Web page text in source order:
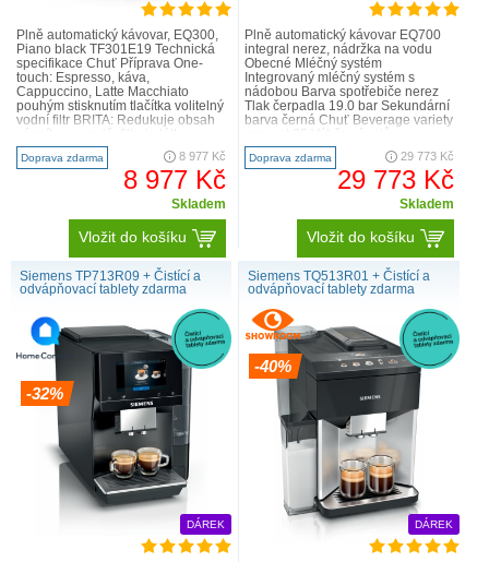
Plně automatický kávovar, EQ300,
Piano black TF301E19 Technická
specifikace Chuť Příprava One-
touch: Espresso, káva,
Cappuccino, Latte Macchiato
pouhým stisknutím tlačítka volitelný
vodní filtr BRITA: Redukuje obsah
vápníku ve vodě, filtruje látky
ovlivňující chuť a vů..
Doprava zdarma 8 977 Kč
8 977 Kč
Skladem
Vložit do košíku
Plně automatický kávovar EQ700
integral nerez, nádržka na vodu
Obecné Mléčný systém
Integrovaný mléčný systém s
nádobou Barva spotřebiče nerez
Tlak čerpadla 19.0 bar Sekundární
barva černá Chuť Beverage variety
amount 35 Výběr nápojů
Cappuccino, Cof..
Doprava zdarma 29 773 Kč
29 773 Kč
Skladem
Vložit do košíku
Siemens TP713R09 + Čistící a
odvápňovací tablety zdarma
-32%
DÁREK
Siemens TQ513R01 + Čistící a
odvápňovací tablety zdarma
-40%
DÁREK